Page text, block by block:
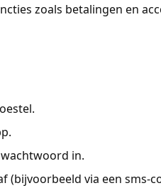
zoals betalingen en
in.
(bijvoorbeeld via een sms-